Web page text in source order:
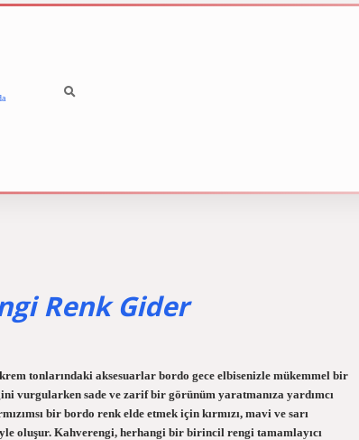
Renk Gider
​​tonlarındaki aksesuarlar bordo gece elbisenizle mükemmel bir
vurgularken sade ve zarif bir görünüm yaratmanıza yardımcı
bir bordo renk elde etmek için kırmızı, mavi ve sarı
oluşur. Kahverengi, herhangi bir birincil rengi tamamlayıcı